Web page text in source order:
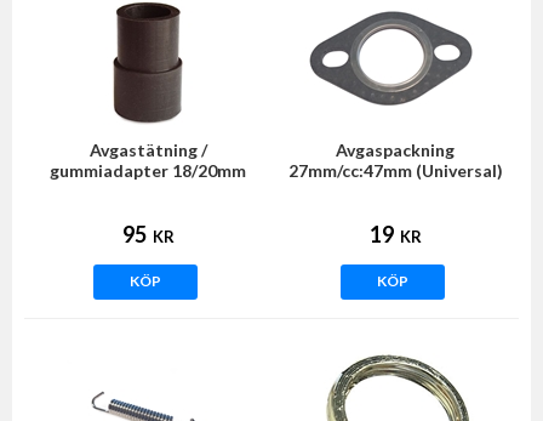
Avgastätning /
gummiadapter 18/20mm
95 KR
KÖP
Avgaspackning
27mm/cc:47mm (Universal)
19 KR
KÖP